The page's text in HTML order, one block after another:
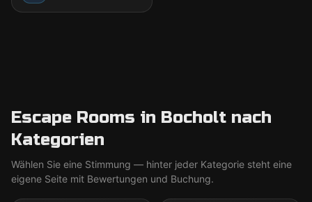
Escape Rooms in Bocholt nach
Kategorien
Wählen Sie eine Stimmung — hinter jeder Kategorie steht eine
eigene Seite mit Bewertungen und Buchung.